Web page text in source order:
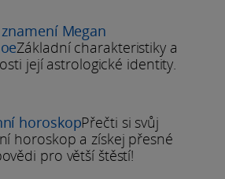
Megan
Základní charakteristiky a
její astrologické identity.
horoskopPřečti si svůj
horoskop a získej přesné
pro větší štěstí!